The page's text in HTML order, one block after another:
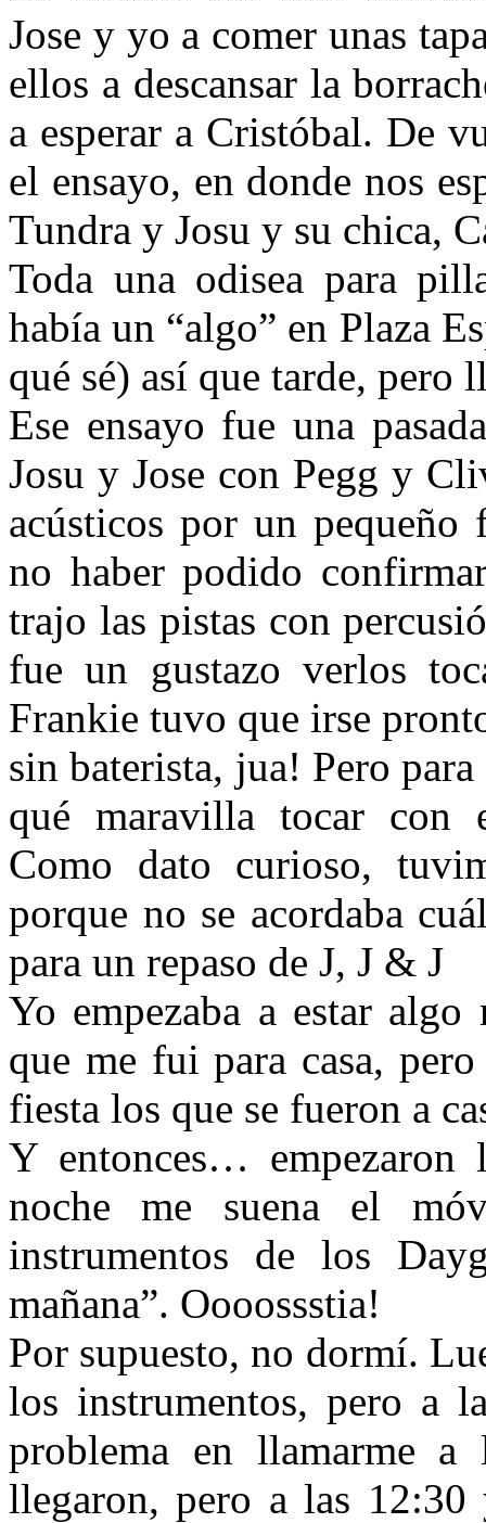
Jose y yo a comer unas
ellos a descansar la
a esperar a Cristóbal. De
el ensayo, en donde nos
Tundra y Josu y su chica,
Toda una odisea para
había un “algo” en Plaza
qué sé) así que tarde, pero
Ese ensayo fue una
Josu y Jose con Pegg y
acústicos por un
no haber podido
trajo las pistas con
fue un gustazo verlos
Frankie tuvo que irse
sin baterista, jua! Pero
qué maravilla tocar con
Como dato curioso,
porque no se acordaba
para un repaso de J, J & J
Yo empezaba a estar algo
que me fui para casa,
fiesta los que se fueron a
Y entonces… empezaron
noche me suena el
instrumentos de los
mañana”. Oooossstia!
Por supuesto, no dormí.
los instrumentos, pero a
problema en llamarme
llegaron, pero a las 12:30